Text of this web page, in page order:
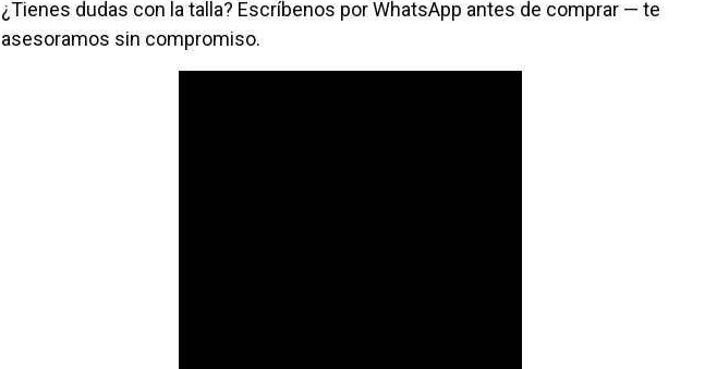
¿Tienes dudas con la talla? Escríbenos por WhatsApp antes de comprar — te
asesoramos sin compromiso.